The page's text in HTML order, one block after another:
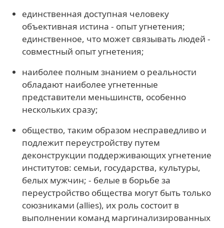
единственная доступная человеку
объективная истина - опыт угнетения;
единственное, что может связывать людей -
совместный опыт угнетения;
наиболее полным знанием о реальности
обладают наиболее угнетенные
представители меньшинств, особенно
нескольких сразу;
общество, таким образом несправедливо и
подлежит переустройству путем
деконструкции поддерживающих угнетение
институтов: семьи, государства, культуры,
белых мужчин; - белые в борьбе за
переустройство общества могут быть только
союзниками (allies), их роль состоит в
выполнении команд маргинализированных